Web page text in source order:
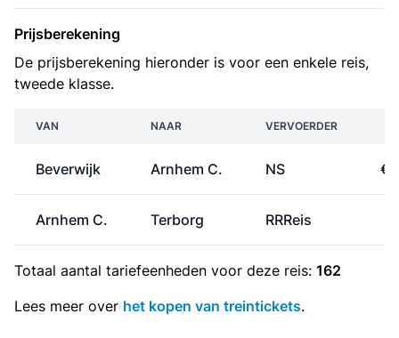
Prijsberekening
De prijsberekening hieronder is voor een enkele reis,
tweede klasse.
VAN NAAR VERVOERDER
Beverwijk Arnhem C. NS €
Arnhem C. Terborg RRReis
Totaal aantal tariefeenheden voor deze reis: 162
Lees meer over het kopen van treintickets.